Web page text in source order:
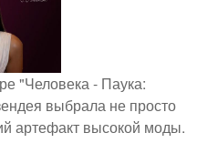
"Человека - Паука:
выбрала не просто
артефакт высокой моды.